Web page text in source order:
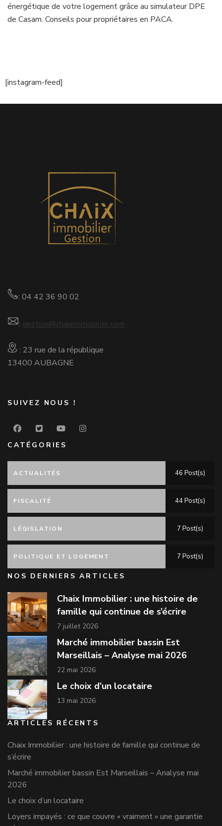
énergétique de votre logement grâce au simulateur DPE
de Casam. Conseils pour propriétaires en PACA.
[instagram-feed]
: 04 42 36 90 02
: gestion@chaiximmobilier.com
: 23 rue de la république
13400 AUBAGNE
SUIVEZ NOUS !
CATÉGORIES
ACTUALITÉS 46 Post(s)
FISCALITÉ 44 Post(s)
LÉGISLATION 7 Post(s)
POLITIQUE ET LOGEMENT 7 Post(s)
NOS DERNIERS ARTICLES
Chaix Immobilier : une histoire de
famille qui continue de s’écrire
7 juillet 2026
Marché immobilier bassin Est
Marseillais – Analyse mai 2026
22 mai 2026
Le choix d’un locataire
13 mai 2026
ARTICLES RÉCENTS
Chaix Immobilier : une histoire de famille qui continue de
s’écrire
Marché immobilier bassin Est Marseillais – Analyse mai
2026
Le choix d’un locataire
Loyers impayés : ce que couvre « vraiment » une garantie